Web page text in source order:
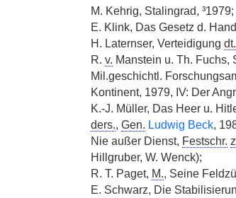
M. Kehrig, Stalingrad, ³1979;
E. Klink, Das Gesetz d.
H. Laternser, Verteidigung dt.
R. v. Manstein u. Th. Fuchs,
Mil.geschichtl.
Kontinent, 1979, IV: Der
K.-J. Müller, Das Heer u.
ders., Gen. Ludwig Beck,
Nie außer Dienst, Festschr.
Hillgruber, W. Wenck);
R. T. Paget, M., Seine
E. Schwarz, Die